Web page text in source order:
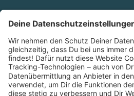
Partnerprogramm (Affiliate)
Folge uns auf